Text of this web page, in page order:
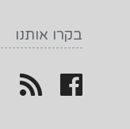
בקרו אותנו